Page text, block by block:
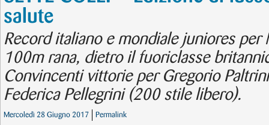
salute
Record italiano e mondiale juniores
100m rana, dietro il fuoriclasse
Convincenti vittorie per Gregorio
Federica Pellegrini (200 stile libero).
Mercoledì 28 Giugno 2017 Permalink